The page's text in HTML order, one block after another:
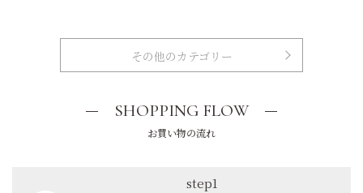
その他のカテゴリー
SHOPPING FLOW
お買い物の流れ
step1